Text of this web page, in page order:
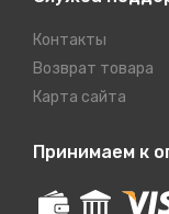
Контакты
Возврат товара
Карта сайта
Принимаем к